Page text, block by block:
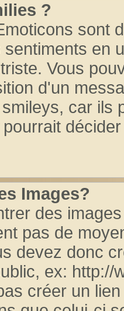
?
sont
en
Vous
d'un
car ils
Images?
des
pas de
devez donc
ex: http://
créer un